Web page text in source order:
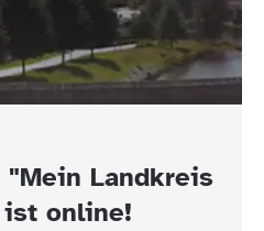
Landkreis
online!